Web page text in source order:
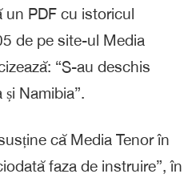
un PDF cu istoricul
de pe site-ul Media
“S-au deschis
Namibia”.
că Media Tenor în
faza de instruire”, în